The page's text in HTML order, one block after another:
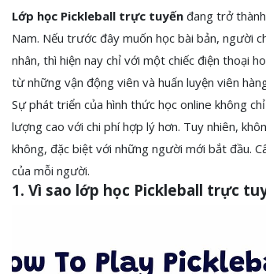
Lớp học Pickleball trực tuyến đang trở
Nam. Nếu trước đây muốn học bài bản, người
nhân, thì hiện nay chỉ với một chiếc điện thoại
từ những vận động viên và huấn luyện viên
Sự phát triển của hình thức học online không
lượng cao với chi phí hợp lý hơn. Tuy nhiên,
không, đặc biệt với những người mới bắt đầu.
của mỗi người.
1. Vì sao lớp học Pickleball trực